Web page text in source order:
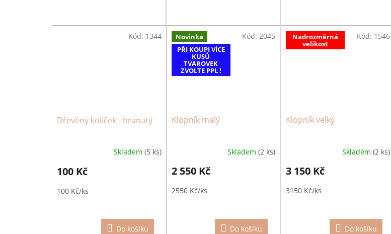
Dřevěný kolíček - hranatý
Skladem (5 ks)
100 Kč
Do košíku
100 Kč/ks
Kód: 1344
Novinka
PŘI KOUPI VÍCE
KUSŮ
TVAROVEK
ZVOLTE PPL !
Klopník malý
Skladem(2 ks)
2 550 Kč
Do košíku
2550 Kč/ks
Kód: 2045 Nadrozměrná
velikost
Klopník velký
Skladem (2 ks)
3 150 Kč
Do košíku
3150 Kč/ks
Kód: 1546